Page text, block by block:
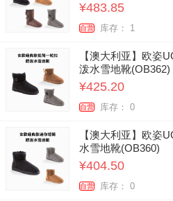
¥483.85
自营 库存： 1
【澳大利亚】欧姿
泼水雪地靴(OB362)
¥425.20
自营 库存： 0
【澳大利亚】欧姿
水雪地靴(OB360)
¥404.50
自营 库存： 0